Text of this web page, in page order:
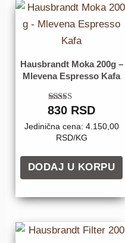
Hausbrandt Moka 200g –
Mlevena Espresso Kafa
Ocenjeno
sa
4.80
od 5
830 RSD
Jedinična cena: 4.150,00
RSD/KG
DODAJ U KORPU